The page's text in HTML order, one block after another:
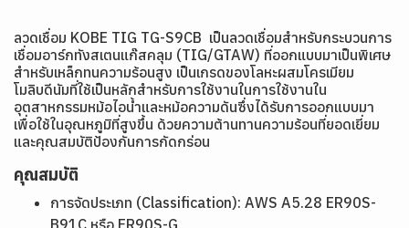
ลวดเชื่อม KOBE TIG TG-S9CB เป็นลวดเชื่อมสำหรับกระบวนการ
เชื่อมอาร์กทังสเตนแก๊สคลุม (TIG/GTAW) ที่ออกแบบมาเป็นพิเศษ
สำหรับเหล็กทนความร้อนสูง เป็นเกรดของโลหะผสมโครเมียม
โมลิบดีนัมที่ใช้เป็นหลักสำหรับการใช้งานในการใช้งานใน
อุตสาหกรรมหม้อไอน้ำและหม้อความดันซึ่งได้รับการออกแบบมา
เพื่อใช้ในอุณหภูมิที่สูงขึ้น ด้วยความต้านทานความร้อนที่ยอดเยี่ยม
และคุณสมบัติป้องกันการกัดกร่อน
คุณสมบัติ
การจัดประเภท (Classification): AWS A5.28 ER90S-
B91C หรือ ER90S-G